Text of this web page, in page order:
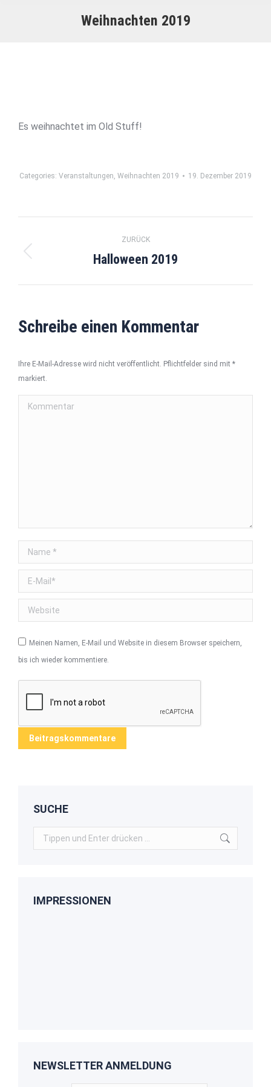
Weihnachten 2019
Es weihnachtet im Old Stuff!
Categories: Veranstaltungen, Weihnachten 2019 19. Dezember 2019
Navigation
ZURÜCK
Vorheriges
Halloween 2019
Schreibe einen Kommentar
Ihre E-Mail-Adresse wird nicht veröffentlicht. Pflichtfelder sind mit *
markiert.
Kommentar
Name *
E-Mail *
Website
Meinen Namen, E-Mail und Website in diesem Browser speichern,
bis ich wieder kommentiere.
Beitragskommentare
SUCHE
Search:
IMPRESSIONEN
NEWSLETTER ANMELDUNG